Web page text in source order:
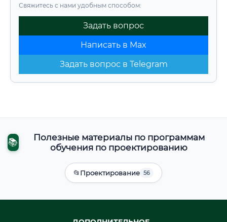
Свяжитесь с нами удобным способом:
Задать вопрос
Написать в Max
Задать вопрос в Telegram
📚
Полезные материалы по программам
обучения по проектированию
📂Проектирование 56